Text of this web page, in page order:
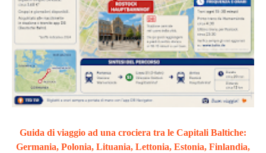
Guida di viaggio ad una crociera tra le Capitali Baltiche:
Germania, Polonia, Lituania, Lettonia, Estonia, Finlandia,